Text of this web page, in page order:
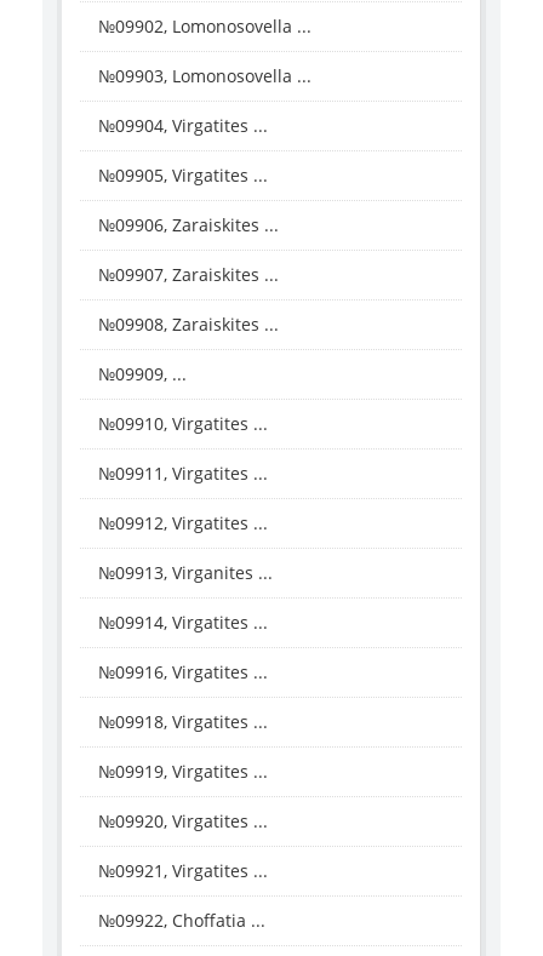
№09902, Lomonosovella ...
№09903, Lomonosovella ...
№09904, Virgatites ...
№09905, Virgatites ...
№09906, Zaraiskites ...
№09907, Zaraiskites ...
№09908, Zaraiskites ...
№09909, ...
№09910, Virgatites ...
№09911, Virgatites ...
№09912, Virgatites ...
№09913, Virganites ...
№09914, Virgatites ...
№09916, Virgatites ...
№09918, Virgatites ...
№09919, Virgatites ...
№09920, Virgatites ...
№09921, Virgatites ...
№09922, Choffatia ...